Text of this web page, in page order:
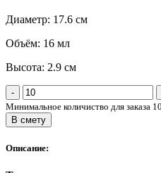
Диаметр: 17.6 см
Объём: 16 мл
Высота: 2.9 см
-
Минимальное количиство для заказа
В смету
Описание: